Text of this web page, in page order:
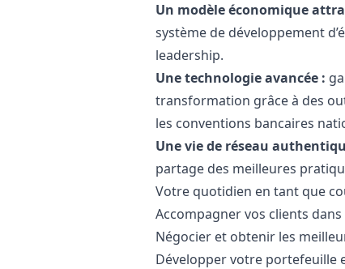
Un modèle économique
système de développement
leadership.
Une technologie avancée :
transformation grâce à des
les conventions bancaires
Une vie de réseau
partage des meilleures
Votre quotidien en tant que
Accompagner vos clients
Négocier et obtenir les
Développer votre portefeuille